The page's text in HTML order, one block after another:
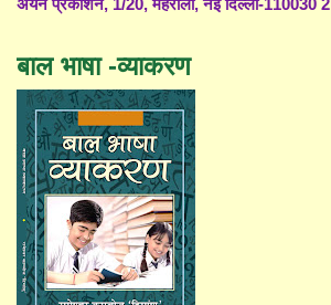
अयन प्रकाशन, 1/20, महरौली, नई दिल्ली-110030 2
बाल भाषा -व्याकरण